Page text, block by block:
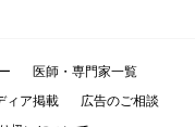
医師・専門家一覧
ィア掲載
広告のご相談